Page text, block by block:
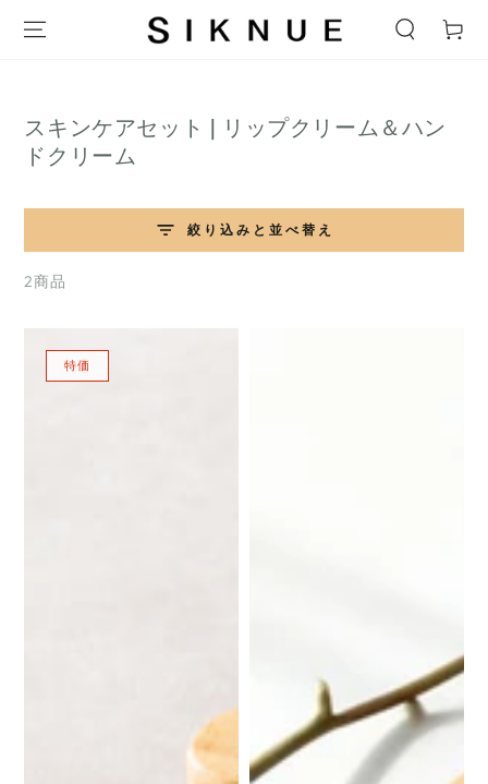
テキストをスキップ
ー
コ
レ
シ
ン:
スキンケアセット | リップクリーム＆ハン
ドクリーム
絞り込みと並べ替え
2商品
特価